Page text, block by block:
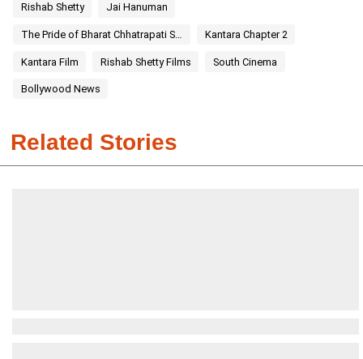
Rishab Shetty Jai Hanuman
The Pride of Bharat Chhatrapati Shivaji Maharaj Kantara Chapter 2
Kantara Film Rishab Shetty Films South Cinema
Bollywood News
Related Stories